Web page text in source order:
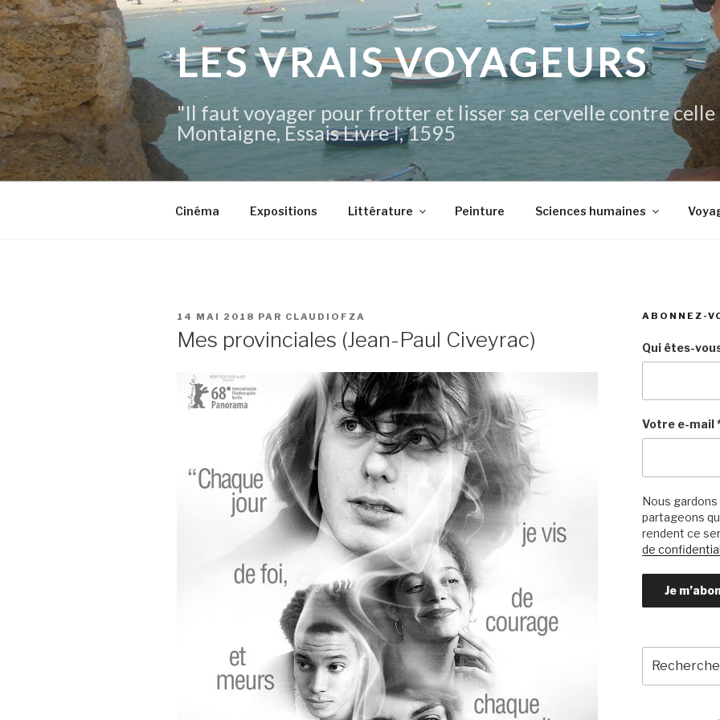
Aller
au
contenu
principal
LES VRAIS VOYAGEURS
"Il faut voyager pour frotter et lisser sa cervelle contre
Montaigne, Essais Livre I, 1595
Cinéma Expositions Littérature Peinture Sciences humaines
PUBLIÉ
14 MAI 2018 PAR CLAUDIOFZA
Mes provinciales (Jean-Paul Civeyrac)
ABONNEZ-
Qui êtes-
Votre e-mail
Nous
partageons
rendent ce
de
pour
: